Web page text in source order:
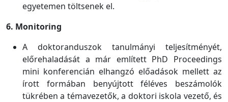
egyetemen töltsenek el.
6. Monitoring
A doktoranduszok tanulmányi teljesítményét,
előrehaladását a már említett PhD Proceedings
mini konferencián elhangzó előadások mellett az
írott formában benyújtott féléves beszámolók
tükrében a témavezetők, a doktori iskola vezető, és